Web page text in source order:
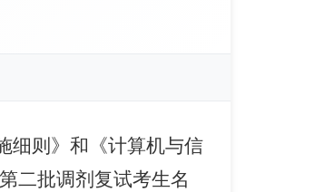
细则》和《计算机与信
二批调剂复试考生名